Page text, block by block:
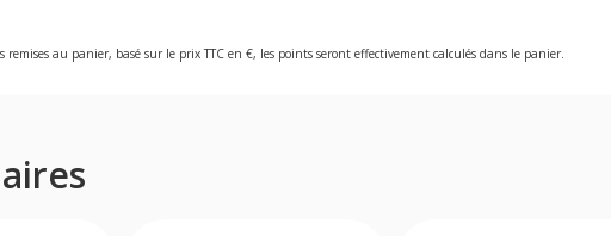
remises au panier, basé sur le prix TTC en €, les points seront effectivement calculés dans le panier.